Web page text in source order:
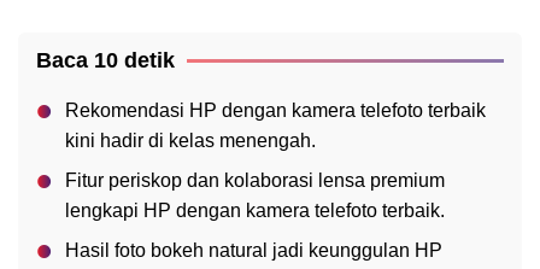
Baca 10 detik
Rekomendasi HP dengan kamera telefoto terbaik
kini hadir di kelas menengah.
Fitur periskop dan kolaborasi lensa premium
lengkapi HP dengan kamera telefoto terbaik.
Hasil foto bokeh natural jadi keunggulan HP